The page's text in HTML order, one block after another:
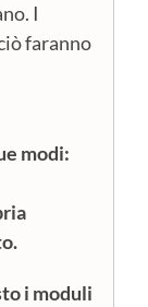
I
faranno
modi:
i moduli